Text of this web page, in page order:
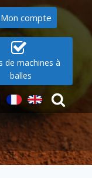
Mon compte
de machines à
balles